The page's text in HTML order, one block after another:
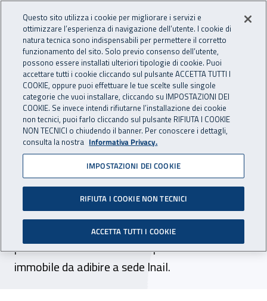
INAIL - Istituto Nazionale
Apri cerca
Navigazione principale
Navigazione - Ti trovi in:
Home Inail comunica Avvisi
Dr Emilia Romagna:
indagine di mercato per
acquisto immobile per sede
Inail Reggio Emilia
Scade il 28 febbraio 2020 il termine per per la
presentazione delle offerte per la ricerca di un
immobile da adibire a sede Inail.
Questo sito utilizza i cookie per migliorare i servizi e
ottimizzare l’esperienza di navigazione dell’utente. I cookie di
natura tecnica sono indispensabili per permettere il corretto
funzionamento del sito. Solo previo consenso dell’utente,
possono essere installati ulteriori tipologie di cookie. Puoi
accettare tutti i cookie cliccando sul pulsante ACCETTA TUTTI I
COOKIE, oppure puoi effettuare le tue scelte sulle singole
categorie che vuoi installare, cliccando su IMPOSTAZIONI DEI
COOKIE. Se invece intendi rifiutarne l’installazione dei cookie
non tecnici, puoi farlo cliccando sul pulsante RIFIUTA I COOKIE
NON TECNICI o chiudendo il banner. Per conoscere i dettagli,
consulta la nostra Informativa Privacy.
IMPOSTAZIONI DEI COOKIE
RIFIUTA I COOKIE NON TECNICI
ACCETTA TUTTI I COOKIE